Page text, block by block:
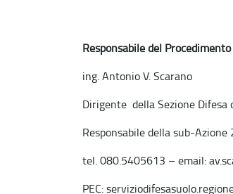
Responsabile del Procedimento
ing. Antonio V. Scarano
Dirigente della Sezione Difesa
Responsabile della sub-
tel. 080.5405613 – email:
PEC: